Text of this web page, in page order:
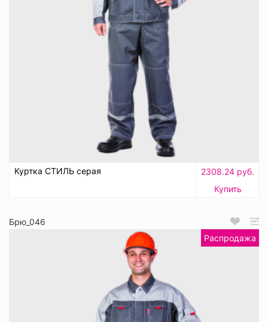
Куртка СТИЛЬ серая
2308.24 руб.
Купить
Брю_046
Распродажа